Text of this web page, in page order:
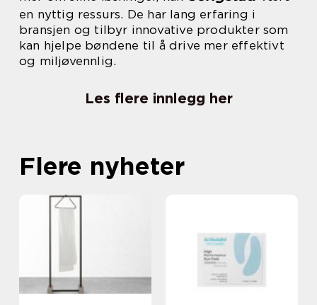
en nyttig ressurs. De har lang erfaring i
bransjen og tilbyr innovative produkter som
kan hjelpe bøndene til å drive mer effektivt
og miljøvennlig.
Les flere innlegg her
Flere nyheter